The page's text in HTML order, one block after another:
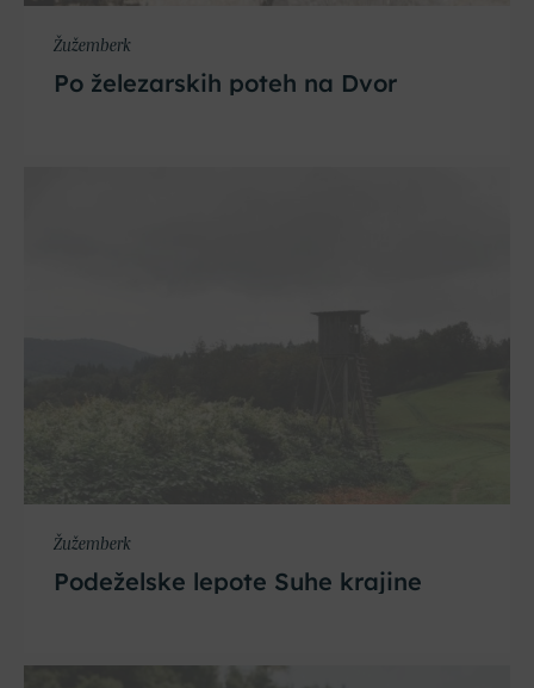
Žužemberk
Po železarskih poteh na Dvor
Žužemberk
Podeželske lepote Suhe krajine